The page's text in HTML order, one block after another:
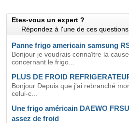
Etes-vous un expert ?
Répondez à l'une de ces
Panne frigo americain samsung
Bonjour je voudrais connaître la
concernant le frigo...
PLUS DE FROID
Bonjour Depuis que j'ai rebranché
celui-c...
Une frigo américain DAEWO
assez de froid